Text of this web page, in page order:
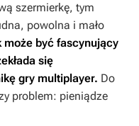
szermierkę, tym
powolna i mało
być fascynujący
się
gry multiplayer. Do
problem: pieniądze